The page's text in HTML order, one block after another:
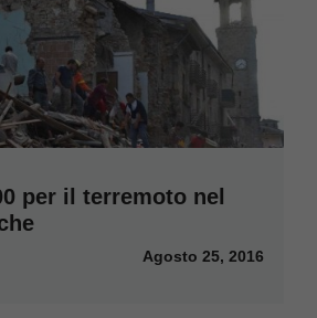
per il terremoto nel
Agosto 25, 2016